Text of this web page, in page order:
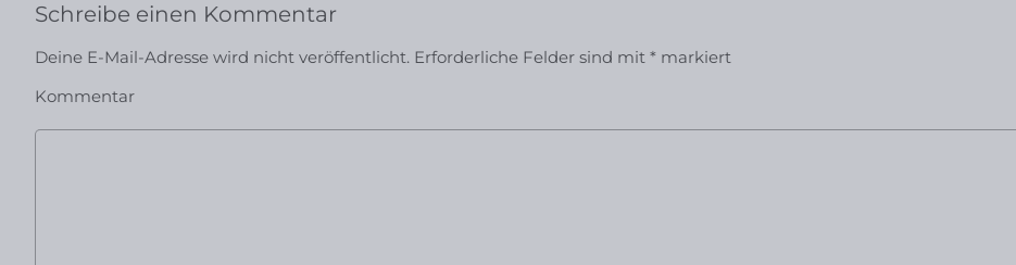
Schreibe einen Kommentar
Deine E-Mail-Adresse wird nicht veröffentlicht. Erforderliche Felder sind mit * markiert
Kommentar